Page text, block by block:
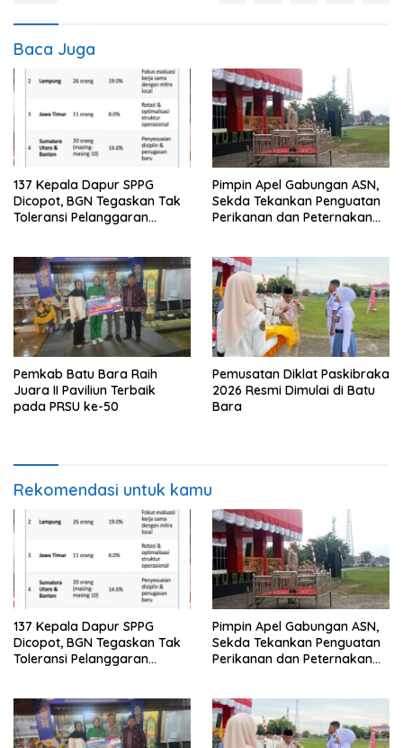
Baca Juga
137 Kepala Dapur SPPG
Dicopot, BGN Tegaskan Tak
Toleransi Pelanggaran
Pimpin Apel Gabungan ASN,
Sekda Tekankan Penguatan
Perikanan dan Peternakan
Pemkab Batu Bara Raih
Juara II Paviliun Terbaik
pada PRSU ke-50
Pemusatan Diklat Paskibraka
2026 Resmi Dimulai di Batu
Bara
Rekomendasi untuk kamu
137 Kepala Dapur SPPG
Dicopot, BGN Tegaskan Tak
Toleransi Pelanggaran
Pimpin Apel Gabungan ASN,
Sekda Tekankan Penguatan
Perikanan dan Peternakan